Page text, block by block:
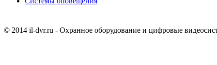
© 2014 il-dvr.ru - Охранное оборудование и цифровые